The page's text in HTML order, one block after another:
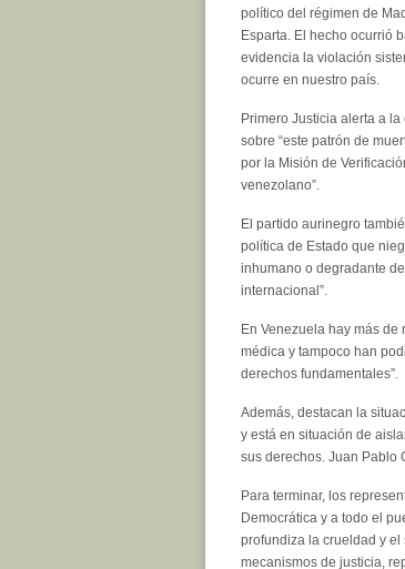
político del régimen de
Esparta. El hecho ocurrió
evidencia la violación
ocurre en nuestro país.
Primero Justicia alerta a
sobre “este patrón de
por la Misión de
venezolano”.
El partido aurinegro
política de Estado que
inhumano o degradante
internacional”.
En Venezuela hay más
médica y tampoco han
derechos fundamentales”.
Además, destacan la
y está en situación de
sus derechos. Juan Pablo
Para terminar, los
Democrática y a todo el
profundiza la crueldad y
mecanismos de justicia,